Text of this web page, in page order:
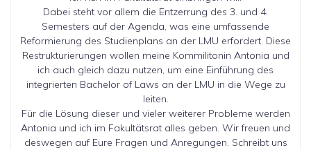
Dabei steht vor allem die Entzerrung des 3. und 4.
Semesters auf der Agenda, was eine umfassende
Reformierung des Studienplans an der LMU erfordert. Diese
Restrukturierungen wollen meine Kommilitonin Antonia und
ich auch gleich dazu nutzen, um eine Einführung des
integrierten Bachelor of Laws an der LMU in die Wege zu
leiten.
Für die Lösung dieser und vieler weiterer Probleme werden
Antonia und ich im Fakultätsrat alles geben. Wir freuen und
deswegen auf Eure Fragen und Anregungen. Schreibt uns